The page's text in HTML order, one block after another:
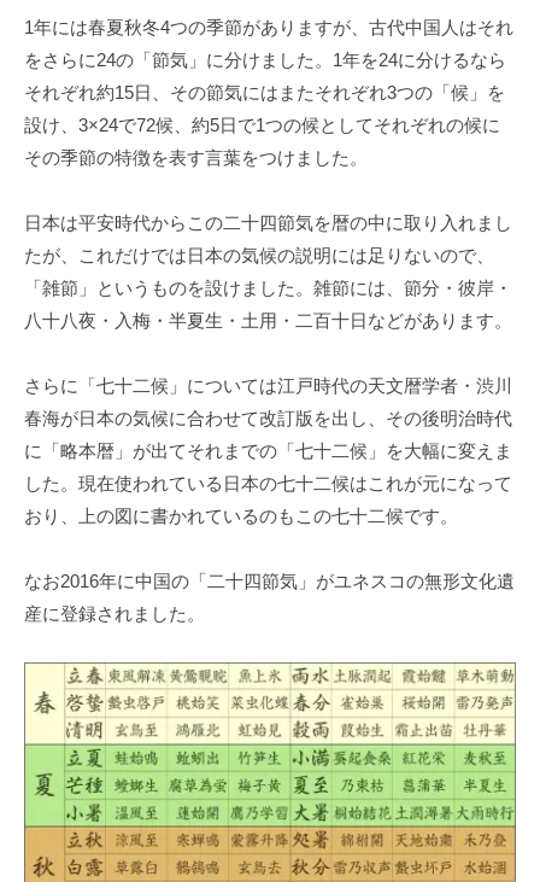
1年には春夏秋冬4つの季節がありますが、古代中国人はそれ
をさらに24の「節気」に分けました。1年を24に分けるなら
それぞれ約15日、その節気にはまたそれぞれ3つの「候」を
設け、3×24で72候、約5日で1つの候としてそれぞれの候に
その季節の特徴を表す言葉をつけました。
日本は平安時代からこの二十四節気を暦の中に取り入れまし
たが、これだけでは日本の気候の説明には足りないので、
「雑節」というものを設けました。雑節には、節分・彼岸・
八十八夜・入梅・半夏生・土用・二百十日などがあります。
さらに「七十二候」については江戸時代の天文暦学者・渋川
春海が日本の気候に合わせて改訂版を出し、その後明治時代
に「略本暦」が出てそれまでの「七十二候」を大幅に変えま
した。現在使われている日本の七十二候はこれが元になって
おり、上の図に書かれているのもこの七十二候です。
なお2016年に中国の「二十四節気」がユネスコの無形文化遺
産に登録されました。